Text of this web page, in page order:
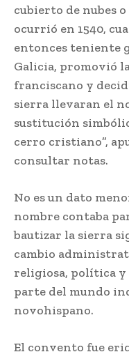
cubierto de nubes o
ocurrió en 1540,
entonces teniente
Galicia, promovió
franciscano y
sierra llevaran el
sustitución
cerro cristiano”,
consultar notas.
No es un dato
nombre contaba
bautizar la sierra
cambio
religiosa, política
parte del mundo
novohispano.
El convento fue